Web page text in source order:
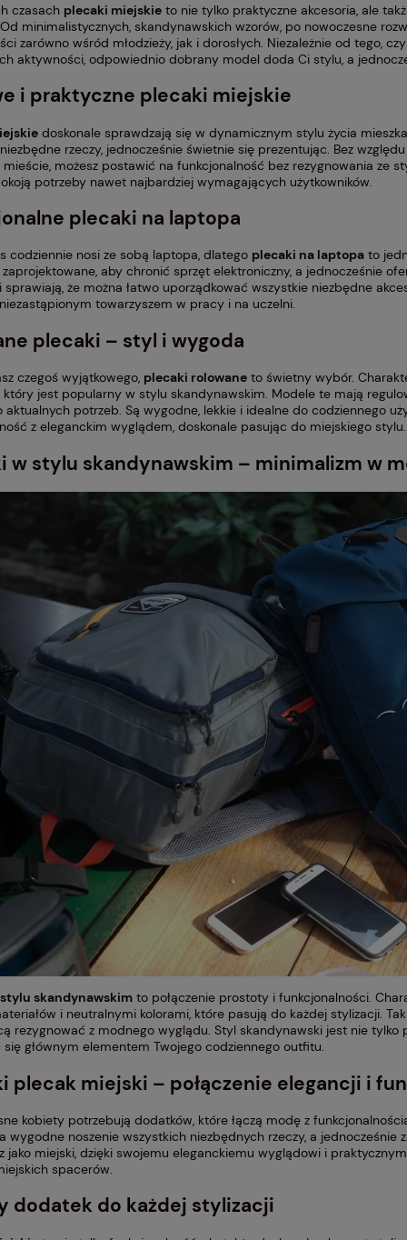
na kółkach
Travelite 89l
Powiadom o
Torba podróżna Travelite Kick
Off L zielona 73l
184,50 zł
Cena regularna:
205,00 zł
Najniższa cena:
155,75 zł
czasach plecaki miejskie to nie tylko praktyczne akcesoria, ale
minimalistycznych, skandynawskich wzorów, po nowoczesne
zarówno wśród młodzieży, jak i dorosłych. Niezależnie od tego,
aktywności, odpowiednio dobrany model doda Ci stylu, a
i praktyczne plecaki miejskie
doskonale sprawdzają się w dynamicznym stylu życia
rzeczy, jednocześnie świetnie się prezentując. Bez
możesz postawić na funkcjonalność bez rezygnowania ze
potrzeby nawet najbardziej wymagających użytkowników.
plecaki na laptopa
codziennie nosi ze sobą laptopa, dlatego plecaki na laptopa to
aby chronić sprzęt elektroniczny, a jednocześnie
sprawiają, że można łatwo uporządkować wszystkie niezbędne
towarzyszem w pracy i na uczelni.
plecaki – styl i wygoda
czegoś wyjątkowego, plecaki rolowane to świetny wybór.
który jest popularny w stylu skandynawskim. Modele te mają
aktualnych potrzeb. Są wygodne, lekkie i idealne do codziennego
z eleganckim wyglądem, doskonale pasując do miejskiego stylu.
w stylu skandynawskim – minimalizm w
skandynawskim to połączenie prostoty i funkcjonalności.
i neutralnymi kolorami, które pasują do każdej stylizacji.
rezygnować z modnego wyglądu. Styl skandynawski jest nie tylko
głównym elementem Twojego codziennego outfitu.
plecak miejski – połączenie elegancji i
kobiety potrzebują dodatków, które łączą modę z
wygodne noszenie wszystkich niezbędnych rzeczy, a
jako miejski, dzięki swojemu eleganckiemu wyglądowi i
spacerów.
dodatek do każdej stylizacji